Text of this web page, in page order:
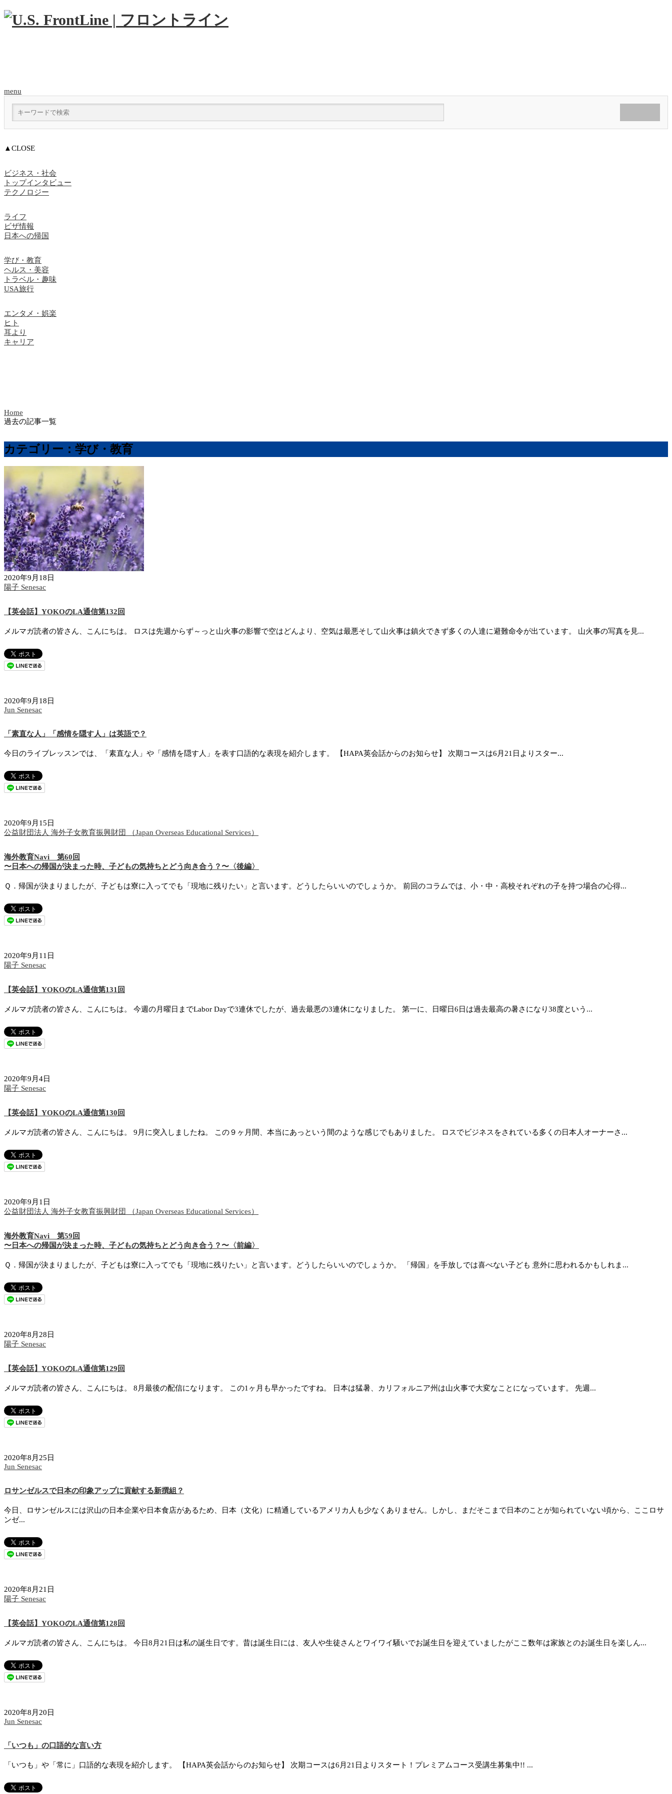
menu
▲CLOSE
ビジネス・社会
トップインタビュー
テクノロジー
ライフ
ビザ情報
日本への帰国
学び・教育
ヘルス・美容
トラベル・趣味
USA旅行
エンタメ・娯楽
ヒト
耳より
キャリア
Home
過去の記事一覧
カテゴリー：学び・教育
2020年9月18日
陽子 Senesac
【英会話】YOKOのLA通信第132回
メルマガ読者の皆さん、こんにちは。 ロスは先週からず～っと山火事の影響で空はどんより、空気は最悪そして山火事は鎮火できず多くの人達に避難命令が出ています。 山火事の写真を見...
2020年9月18日
Jun Senesac
「素直な人」「感情を隠す人」は英語で？
今日のライブレッスンでは、「素直な人」や「感情を隠す人」を表す口語的な表現を紹介します。 【HAPA英会話からのお知らせ】 次期コースは6月21日よりスター...
2020年9月15日
公益財団法人 海外子女教育振興財団 （Japan Overseas Educational Services）
海外教育Navi 第60回
〜日本への帰国が決まった時、子どもの気持ちとどう向き合う？〜〈後編〉
Ｑ．帰国が決まりましたが、子どもは寮に入ってでも「現地に残りたい」と言います。どうしたらいいのでしょうか。 前回のコラムでは、小・中・高校それぞれの子を持つ場合の心得...
2020年9月11日
陽子 Senesac
【英会話】YOKOのLA通信第131回
メルマガ読者の皆さん、こんにちは。 今週の月曜日までLabor Dayで3連休でしたが、過去最悪の3連休になりました。 第一に、日曜日6日は過去最高の暑さになり38度という...
2020年9月4日
陽子 Senesac
【英会話】YOKOのLA通信第130回
メルマガ読者の皆さん、こんにちは。 9月に突入しましたね。 この９ヶ月間、本当にあっという間のような感じでもありました。 ロスでビジネスをされている多くの日本人オーナーさ...
2020年9月1日
公益財団法人 海外子女教育振興財団 （Japan Overseas Educational Services）
海外教育Navi 第59回
〜日本への帰国が決まった時、子どもの気持ちとどう向き合う？〜〈前編〉
Ｑ．帰国が決まりましたが、子どもは寮に入ってでも「現地に残りたい」と言います。どうしたらいいのでしょうか。 「帰国」を手放しでは喜べない子ども 意外に思われるかもしれま...
2020年8月28日
陽子 Senesac
【英会話】YOKOのLA通信第129回
メルマガ読者の皆さん、こんにちは。 8月最後の配信になります。 この1ヶ月も早かったですね。 日本は猛暑、カリフォルニア州は山火事で大変なことになっています。 先週...
2020年8月25日
Jun Senesac
ロサンゼルスで日本の印象アップに貢献する新撰組？
今日、ロサンゼルスには沢山の日本企業や日本食店があるため、日本（文化）に精通しているアメリカ人も少なくありません。しかし、まだそこまで日本のことが知られていない頃から、ここロサ
ンゼ...
2020年8月21日
陽子 Senesac
【英会話】YOKOのLA通信第128回
メルマガ読者の皆さん、こんにちは。 今日8月21日は私の誕生日です。昔は誕生日には、友人や生徒さんとワイワイ騒いでお誕生日を迎えていましたがここ数年は家族とのお誕生日を楽しん...
2020年8月20日
Jun Senesac
「いつも」の口語的な言い方
「いつも」や「常に」口語的な表現を紹介します。 【HAPA英会話からのお知らせ】 次期コースは6月21日よりスタート！プレミアムコース受講生募集中!! ...